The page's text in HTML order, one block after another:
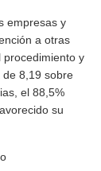
empresas y
a otras
procedimiento y
de 8,19 sobre
el 88,5%
su